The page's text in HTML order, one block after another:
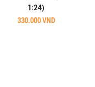
1:24)
330.000 VND